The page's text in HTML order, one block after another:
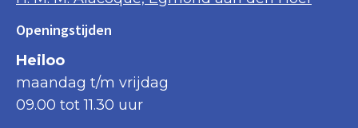
Openingstijden
Heiloo
maandag t/m vrijdag
09.00 tot 11.30 uur